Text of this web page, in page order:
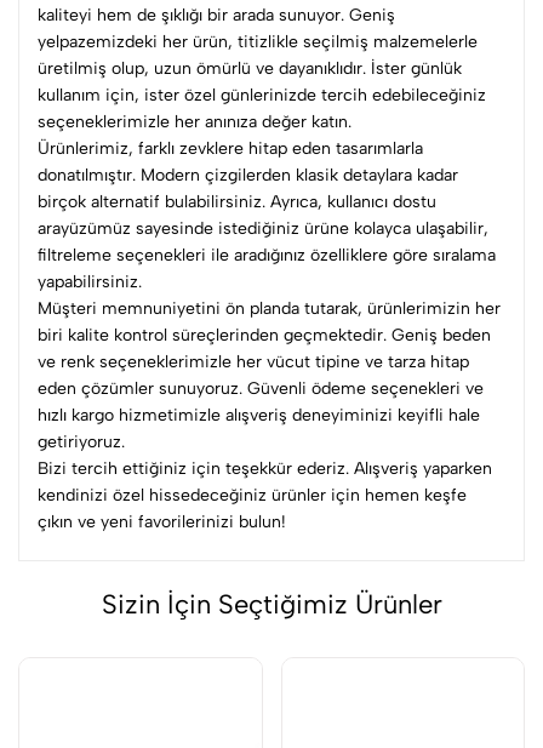
kaliteyi hem de şıklığı bir arada sunuyor. Geniş
yelpazemizdeki her ürün, titizlikle seçilmiş malzemelerle
üretilmiş olup, uzun ömürlü ve dayanıklıdır. İster günlük
kullanım için, ister özel günlerinizde tercih edebileceğiniz
seçeneklerimizle her anınıza değer katın.
Ürünlerimiz, farklı zevklere hitap eden tasarımlarla
donatılmıştır. Modern çizgilerden klasik detaylara kadar
birçok alternatif bulabilirsiniz. Ayrıca, kullanıcı dostu
arayüzümüz sayesinde istediğiniz ürüne kolayca ulaşabilir,
filtreleme seçenekleri ile aradığınız özelliklere göre sıralama
yapabilirsiniz.
Müşteri memnuniyetini ön planda tutarak, ürünlerimizin her
biri kalite kontrol süreçlerinden geçmektedir. Geniş beden
ve renk seçeneklerimizle her vücut tipine ve tarza hitap
eden çözümler sunuyoruz. Güvenli ödeme seçenekleri ve
hızlı kargo hizmetimizle alışveriş deneyiminizi keyifli hale
getiriyoruz.
Bizi tercih ettiğiniz için teşekkür ederiz. Alışveriş yaparken
kendinizi özel hissedeceğiniz ürünler için hemen keşfe
çıkın ve yeni favorilerinizi bulun!
Sizin İçin Seçtiğimiz Ürünler